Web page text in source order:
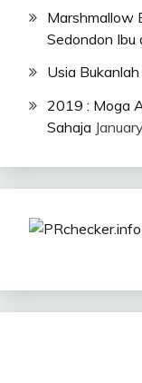
Marshmallow
Sedondon Ibu
Usia
2019 : Moga
Sahaja